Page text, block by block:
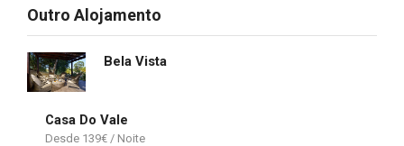
Outro Alojamento
Bela Vista
Casa Do Vale
139€